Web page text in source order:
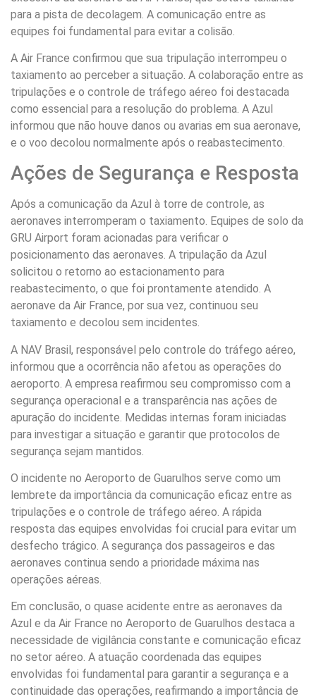
para a pista de decolagem. A comunicação entre as
equipes foi fundamental para evitar a colisão.
A Air France confirmou que sua tripulação interrompeu o
taxiamento ao perceber a situação. A colaboração entre as
tripulações e o controle de tráfego aéreo foi destacada
como essencial para a resolução do problema. A Azul
informou que não houve danos ou avarias em sua aeronave,
e o voo decolou normalmente após o reabastecimento.
Ações de Segurança e Resposta
Após a comunicação da Azul à torre de controle, as
aeronaves interromperam o taxiamento. Equipes de solo da
GRU Airport foram acionadas para verificar o
posicionamento das aeronaves. A tripulação da Azul
solicitou o retorno ao estacionamento para
reabastecimento, o que foi prontamente atendido. A
aeronave da Air France, por sua vez, continuou seu
taxiamento e decolou sem incidentes.
A NAV Brasil, responsável pelo controle do tráfego aéreo,
informou que a ocorrência não afetou as operações do
aeroporto. A empresa reafirmou seu compromisso com a
segurança operacional e a transparência nas ações de
apuração do incidente. Medidas internas foram iniciadas
para investigar a situação e garantir que protocolos de
segurança sejam mantidos.
O incidente no Aeroporto de Guarulhos serve como um
lembrete da importância da comunicação eficaz entre as
tripulações e o controle de tráfego aéreo. A rápida
resposta das equipes envolvidas foi crucial para evitar um
desfecho trágico. A segurança dos passageiros e das
aeronaves continua sendo a prioridade máxima nas
operações aéreas.
Em conclusão, o quase acidente entre as aeronaves da
Azul e da Air France no Aeroporto de Guarulhos destaca a
necessidade de vigilância constante e comunicação eficaz
no setor aéreo. A atuação coordenada das equipes
envolvidas foi fundamental para garantir a segurança e a
continuidade das operações, reafirmando a importância de